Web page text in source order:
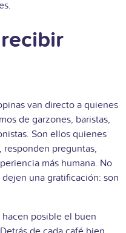
van directo a quienes
de garzones, baristas,
Son ellos quienes
preguntas,
más humana. No
una gratificación: son
posible el buen